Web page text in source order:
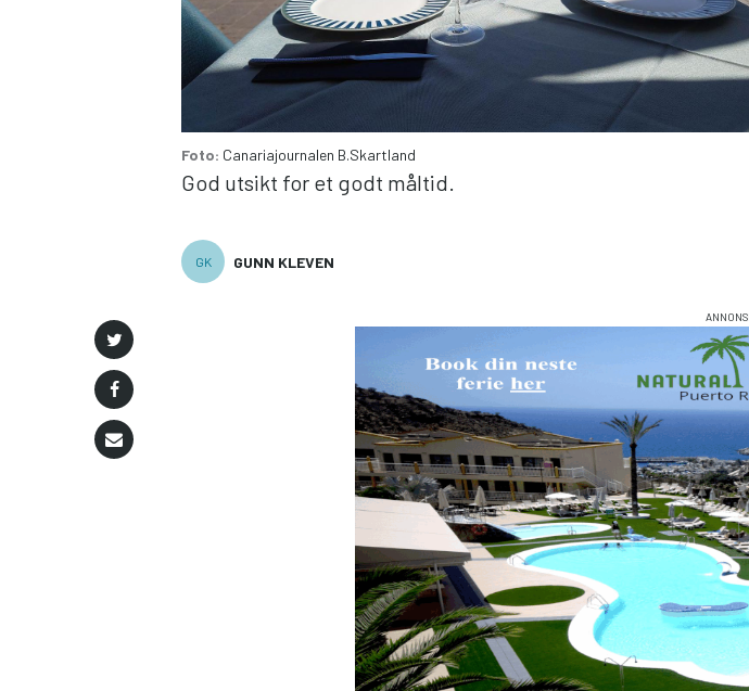
Foto: Canariajournalen B.Skartland
God utsikt for et godt måltid.
GK GUNN KLEVEN